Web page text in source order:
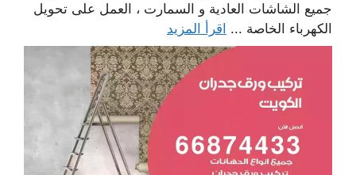
جميع الشاشات العادية و السمارت ، العمل على تحويل
الكهرباء الخاصة ... اقرأ المزيد